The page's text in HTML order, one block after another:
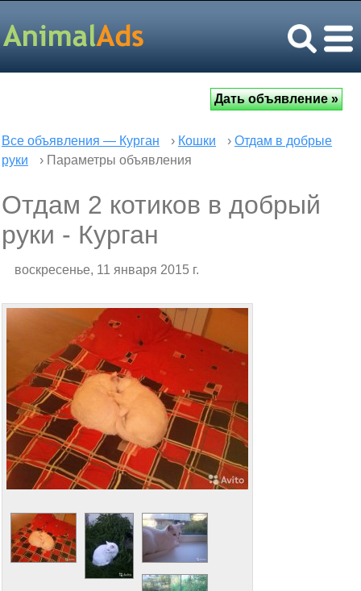
Все объявления — Курган › Кошки › Отдам в добрые
руки
› Параметры объявления
Отдам 2 котиков в добрый
руки - Курган
воскресенье, 11 января 2015 г.